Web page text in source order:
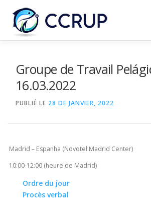
Groupe de Travail
16.03.2022
PUBLIÉ LE 28 DE JANVIER, 2022
Madrid – Espanha (Novotel Madrid Center)
10:00-12:00 (heure de Madrid)
Ordre du jour
Procès verbal